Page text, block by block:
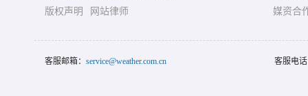
版权声明
网站律师
媒资合
客服邮箱： service@weather.com.cn 客服电